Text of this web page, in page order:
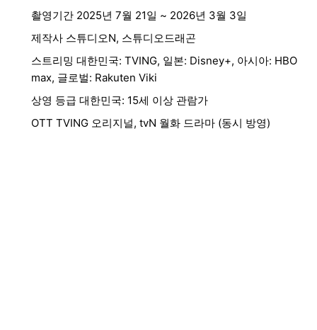
촬영기간 2025년 7월 21일 ~ 2026년 3월 3일
제작사 스튜디오N, 스튜디오드래곤
스트리밍 대한민국: TVING, 일본: Disney+, 아시아: HBO
max, 글로벌: Rakuten Viki
상영 등급 대한민국: 15세 이상 관람가
OTT TVING 오리지널, tvN 월화 드라마 (동시 방영)